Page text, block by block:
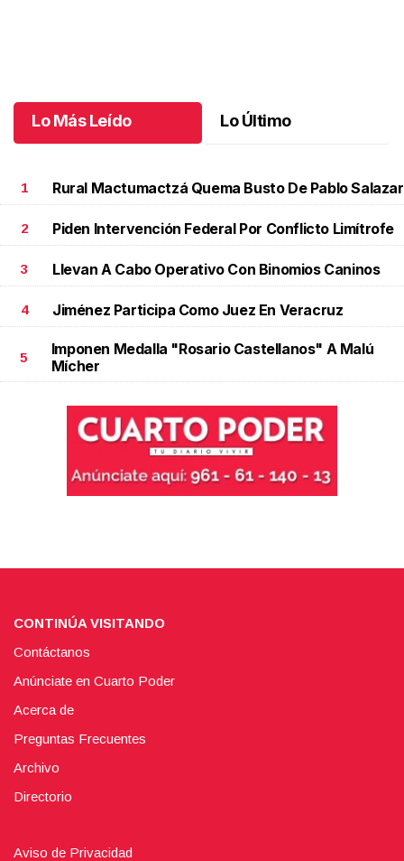
Lo Más Leído Lo Último
1 Rural Mactumactzá Quema Busto De Pablo Salazar
2 Piden Intervención Federal Por Conflicto Limítrofe
3 Llevan A Cabo Operativo Con Binomios Caninos
4 Jiménez Participa Como Juez En Veracruz
5
Imponen Medalla "Rosario Castellanos" A Malú
Mícher
CONTINÚA VISITANDO
Contáctanos
Anúnciate en Cuarto Poder
Acerca de
Preguntas Frecuentes
Archivo
Directorio
Aviso de Privacidad